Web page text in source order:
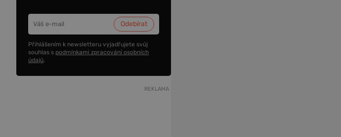
Přihlášením k newsletteru vyjadřujete svůj
souhlas s podmínkami zpracování osobních
údajů.
REKLAMA